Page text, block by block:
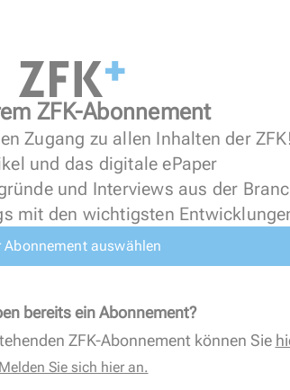
ZFK-Abonnement
Zugang zu allen Inhalten der ZFK!
und das digitale ePaper
und Interviews aus der
mit den wichtigsten
Abonnement auswählen
bereits ein Abonnement?
ZFK-Abonnement können Sie
Melden Sie sich hier an.